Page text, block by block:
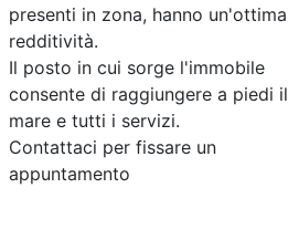
presenti in zona, hanno un'ottima
redditività.
Il posto in cui sorge l'immobile
consente di raggiungere a piedi il
mare e tutti i servizi.
Contattaci per fissare un
appuntamento